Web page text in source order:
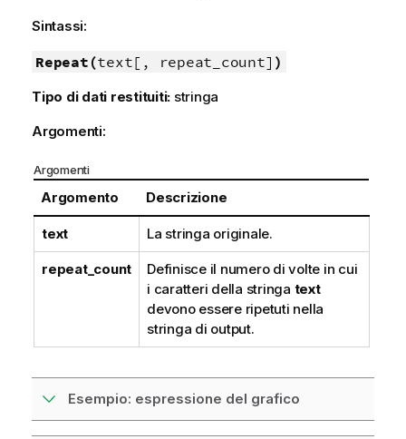
Sintassi:
Repeat(text[, repeat_count] )
Tipo di dati restituiti: stringa
Argomenti:
Argomenti
Argomento Descrizione
text La stringa originale.
repeat_count
Definisce il numero di volte in cui
i caratteri della stringa text
devono essere ripetuti nella
stringa di output.
Esempio: espressione del grafico